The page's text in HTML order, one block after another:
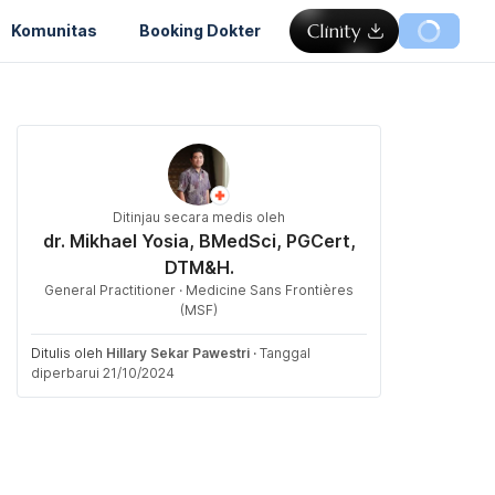
Komunitas Booking Dokter
Ditinjau secara medis oleh
dr. Mikhael Yosia, BMedSci, PGCert,
DTM&H.
General Practitioner · Medicine Sans Frontières
(MSF)
Ditulis oleh Hillary Sekar Pawestri · Tanggal
diperbarui 21/10/2024